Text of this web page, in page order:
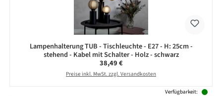
Lampenhalterung TUB - Tischleuchte - E27 - H: 25cm -
stehend - Kabel mit Schalter - Holz - schwarz
Regulärer Preis:
38,49 €
Preise inkl. MwSt. zzgl. Versandkosten
Verfügbarkeit: